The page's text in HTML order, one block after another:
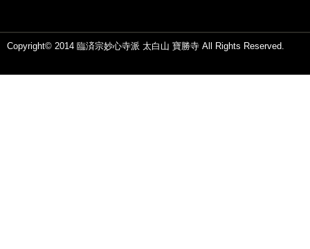
Copyright© 2014 臨済宗妙心寺派 太白山 寶勝寺 All Rights Reserved.